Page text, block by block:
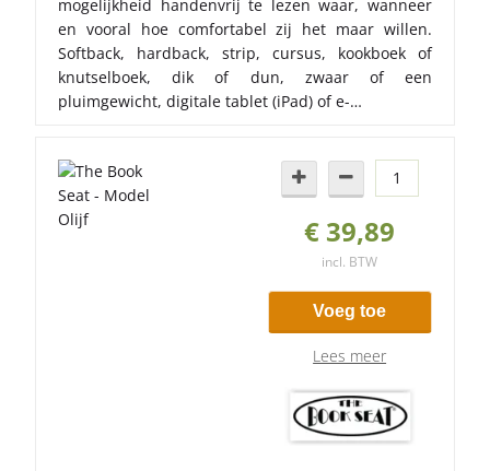
mogelijkheid handenvrij te lezen waar, wanneer
en vooral hoe comfortabel zij het maar willen.
Softback, hardback, strip, cursus, kookboek of
knutselboek, dik of dun, zwaar of een
pluimgewicht, digitale tablet (iPad) of e-…
€ 39,89
incl. BTW
Voeg toe
Lees meer